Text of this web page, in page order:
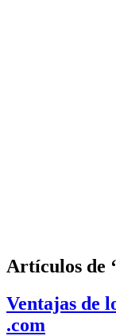
Artículos de
Ventajas de
.com